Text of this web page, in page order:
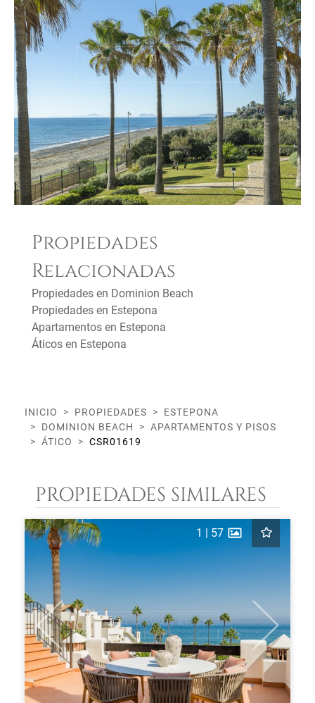
Propiedades
Relacionadas
Propiedades en Dominion Beach
Propiedades en Estepona
Apartamentos en Estepona
Áticos en Estepona
INICIO PROPIEDADES
ESTEPONA
DOMINION BEACH
APARTAMENTOS Y PISOS
ÁTICO
CSR01619
PROPIEDADES SIMILARES
Previous Next
1 | 57